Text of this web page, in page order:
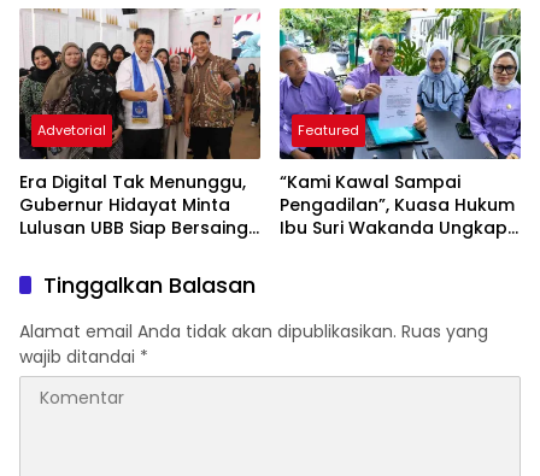
Advetorial
Era Digital Tak Menunggu,
Gubernur Hidayat Minta
Lulusan UBB Siap Bersaing
dan Berwirausaha
Featured
“Kami Kawal Sampai
Pengadilan”, Kuasa Hukum
Ibu Suri Wakanda Ungkap
Terlapor Kini Berstatus
Tersangka
Tinggalkan Balasan
wajib ditandai*